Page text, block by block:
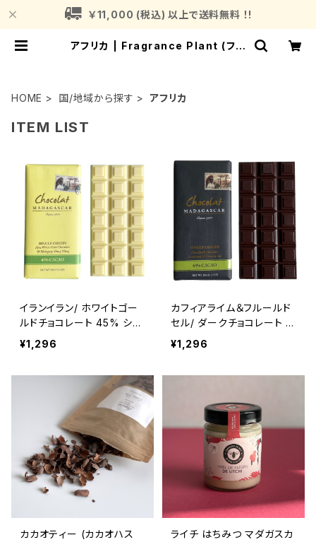
￥11,000 (税込) 以上で送料無料 ！!
アフリカ | Fragrance Plant (フレ
HOME 国/地域から探す アフリカ
ITEM LIST
イランイラン/ ホワイトゴー
ルドチョコレート 45% ショ
コラマダガスカル Chocola
t Madagascar
¥1,296
カフィアライム＆フルールド
セル/ ダークチョコレート 6
5% ショコラマダガスカル C
hocolat Madagascar コ
¥1,296
カカオティー (カカオハス
ライチ はちみつ マダガスカ